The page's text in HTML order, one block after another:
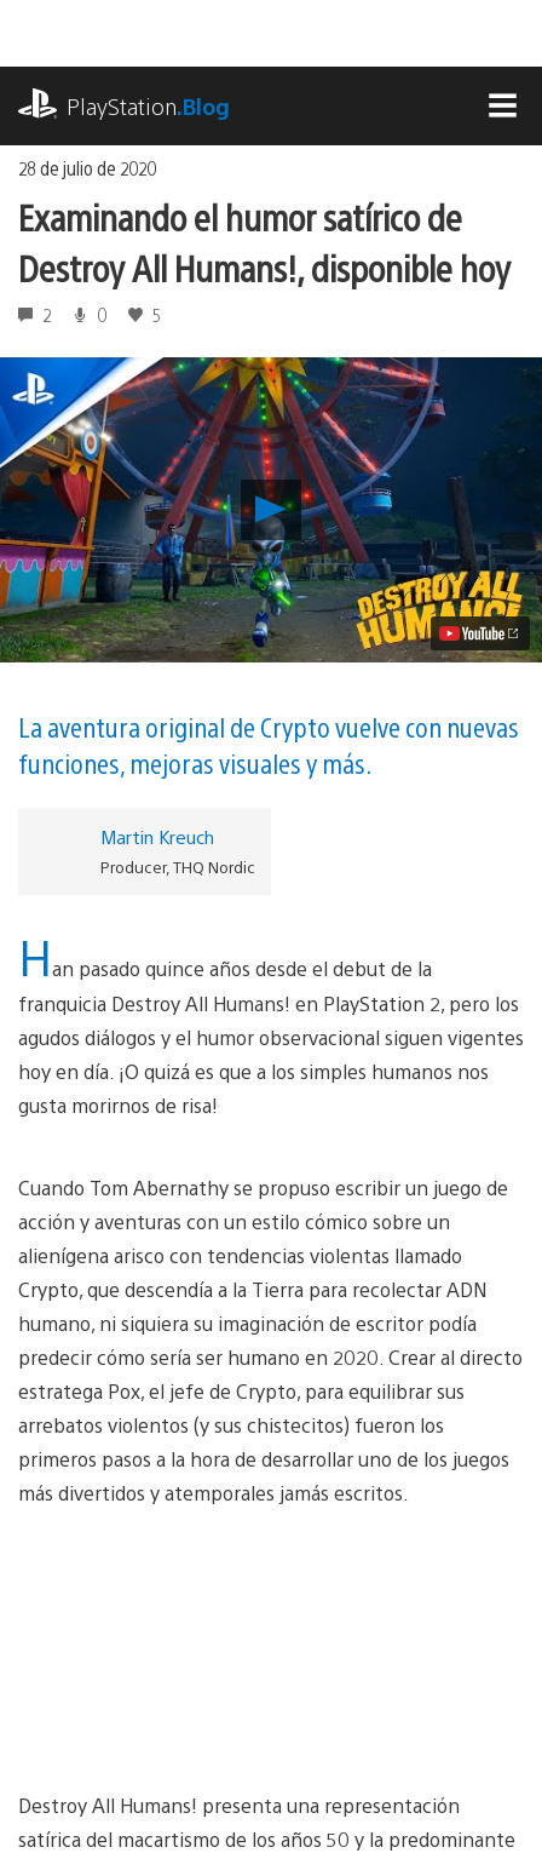
contenido
PlayStation.Blog
28 de julio de 2020
Examinando el humor satírico de
Destroy All Humans!, disponible hoy
2 0 5
Reproducir
Examinando
el
humor
satírico
de
Destroy
All
hoy
vídeo
La aventura original de Crypto vuelve con nuevas
funciones, mejoras visuales y más.
Martin Kreuch
Producer, THQ Nordic
Han pasado quince años desde el debut de la
franquicia Destroy All Humans! en PlayStation 2, pero los
agudos diálogos y el humor observacional siguen vigentes
hoy en día. ¡O quizá es que a los simples humanos nos
gusta morirnos de risa!
Cuando Tom Abernathy se propuso escribir un juego de
acción y aventuras con un estilo cómico sobre un
alienígena arisco con tendencias violentas llamado
Crypto, que descendía a la Tierra para recolectar ADN
humano, ni siquiera su imaginación de escritor podía
predecir cómo sería ser humano en 2020. Crear al directo
estratega Pox, el jefe de Crypto, para equilibrar sus
arrebatos violentos (y sus chistecitos) fueron los
primeros pasos a la hora de desarrollar uno de los juegos
más divertidos y atemporales jamás escritos.
Destroy All Humans! presenta una representación
satírica del macartismo de los años 50 y la predominante